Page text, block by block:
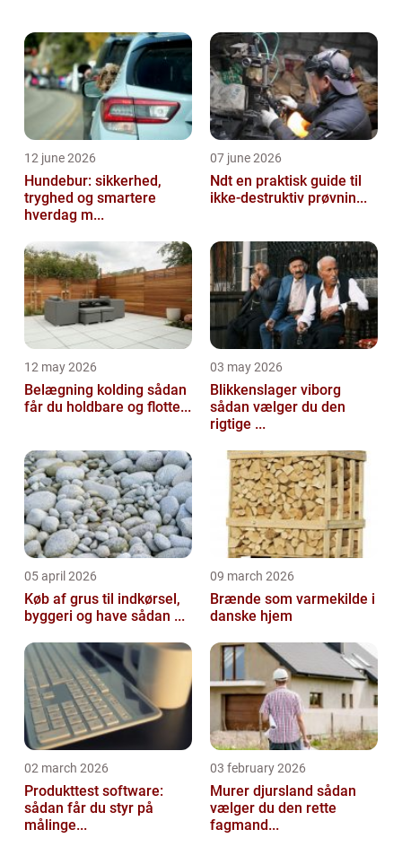
popul&aeli...
12 june 2026
Hundebur: sikkerhed,
tryghed og smartere
hverdag m...
07 june 2026
Ndt en praktisk guide til
ikke-destruktiv prøvnin...
12 may 2026
Belægning kolding sådan
får du holdbare og flotte...
03 may 2026
Blikkenslager viborg
sådan vælger du den
rigtige ...
05 april 2026
Køb af grus til indkørsel,
byggeri og have sådan ...
09 march 2026
Brænde som varmekilde i
danske hjem
02 march 2026
Produkttest software:
sådan får du styr på
målinge...
03 february 2026
Murer djursland sådan
vælger du den rette
fagmand...